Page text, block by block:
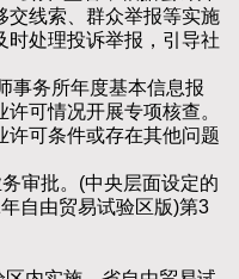
交线索、群众举报等实施
时处理投诉举报，引导社
务所年度基本信息报
可情况开展专项核查。
许可条件或存在其他问题
审批。(中央层面设定的
自由贸易试验区版)第3